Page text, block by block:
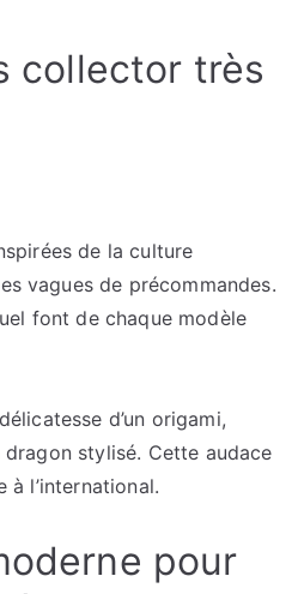
collector très
de la culture
vagues de précommandes.
font de chaque modèle
d’un origami,
dragon stylisé. Cette audace
l’international.
pour